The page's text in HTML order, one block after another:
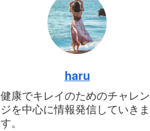
haru
健康でキレイのためのチャレン
ジを中心に情報発信していきま
す。